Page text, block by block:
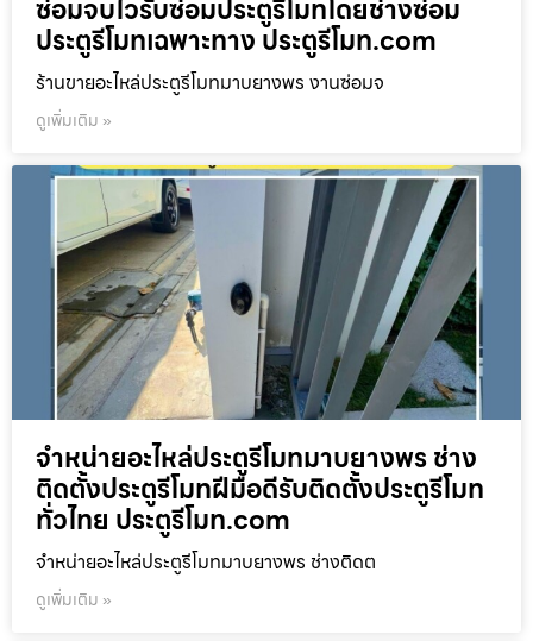
ซ่อมจบไวรับซ่อมประตูรีโมทโดยช่างซ่อม
ประตูรีโมทเฉพาะทาง ประตูรีโมท.com
ร้านขายอะไหล่ประตูรีโมทมาบยางพร งานซ่อมจ
ดูเพิ่มเติม »
จำหน่ายอะไหล่ประตูรีโมทมาบยางพร ช่าง
ติดตั้งประตูรีโมทฝีมือดีรับติดตั้งประตูรีโมท
ทั่วไทย ประตูรีโมท.com
จำหน่ายอะไหล่ประตูรีโมทมาบยางพร ช่างติดต
ดูเพิ่มเติม »